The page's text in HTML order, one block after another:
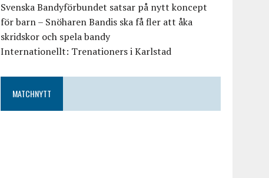
Svenska Bandyförbundet satsar på nytt koncept
för barn – Snöharen Bandis ska få fler att åka
skridskor och spela bandy
Internationellt: Trenationers i Karlstad
MATCHNYTT